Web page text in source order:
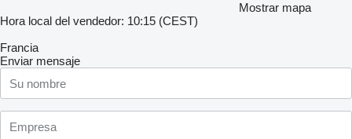
Mostrar mapa
Hora local del vendedor: 10:15 (CEST)
Francia
Enviar mensaje